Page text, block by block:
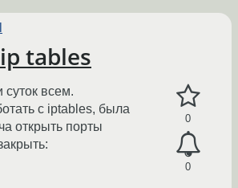
tables
0
0
всем.
с iptables, была
открыть порты